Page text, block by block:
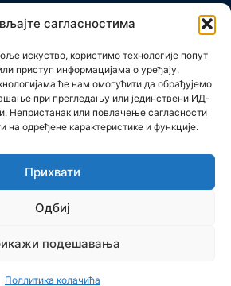
сагласностима
искуство, користимо технологије попут
приступ информацијама о уређају.
ће нам омогућити да обрађујемо
при прегледању или јединствени ИД-
Непристанак или повлачење сагласности
на одређене карактеристике и функције.
Прихвати
Одбиј
подешавања
Поллитика колачића
Moram da kažem
Brojke i bajke
Ostale emisije
Mreža 2025 © All rights reserved